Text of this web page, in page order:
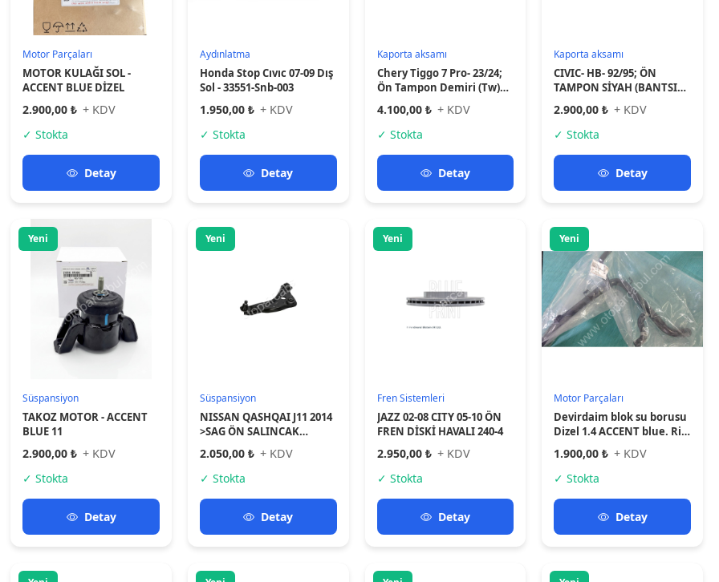
Süspansiyon
TAKOZ MOTOR - ACCENT
2.900,00 ₺
+ KDV
✓ Stokta
Detay
Süspansiyon
NISSAN QASHQAI J11 2014
KOMPLE
2.050,00 ₺
+ KDV
✓ Stokta
Detay
Fren Sistemleri
JAZZ 02-08 CITY 05-10 ÖN
FREN DİSKİ HAVALI 240-4
2.950,00 ₺
+ KDV
✓ Stokta
Detay
Motor Parçaları
Devirdaim blok su borusu
Dizel 1.4 ACCENT blue. Rio
i20 i30 cerato
1.900,00 ₺
+ KDV
✓ Stokta
Detay
Yeni
Süspansiyon
Toyota Dişli Aks Hılux 12-
43515-0K020
1.100,00 ₺
+ KDV
✓ Stokta
Detay
Yeni
Elektrik Sistemleri
NGK Orjinal Crv 2007-2011
1.400,00 ₺
+ KDV
✓ Stokta
Detay
Yeni
Honda Civic Fb7 Crv Cam
1.900,00 ₺
+ KDV
✓ Stokta
Detay
Yeni
Aydınlatma
Toyota Kapak Lamba Sis
Krom)-81482-05010
650,00 ₺ + KDV
✓ Stokta
Detay